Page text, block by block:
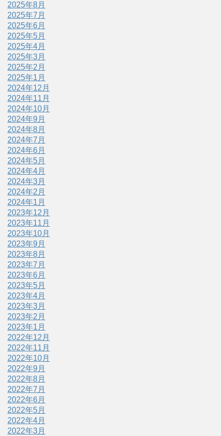
2025年8月
2025年7月
2025年6月
2025年5月
2025年4月
2025年3月
2025年2月
2025年1月
2024年12月
2024年11月
2024年10月
2024年9月
2024年8月
2024年7月
2024年6月
2024年5月
2024年4月
2024年3月
2024年2月
2024年1月
2023年12月
2023年11月
2023年10月
2023年9月
2023年8月
2023年7月
2023年6月
2023年5月
2023年4月
2023年3月
2023年2月
2023年1月
2022年12月
2022年11月
2022年10月
2022年9月
2022年8月
2022年7月
2022年6月
2022年5月
2022年4月
2022年3月